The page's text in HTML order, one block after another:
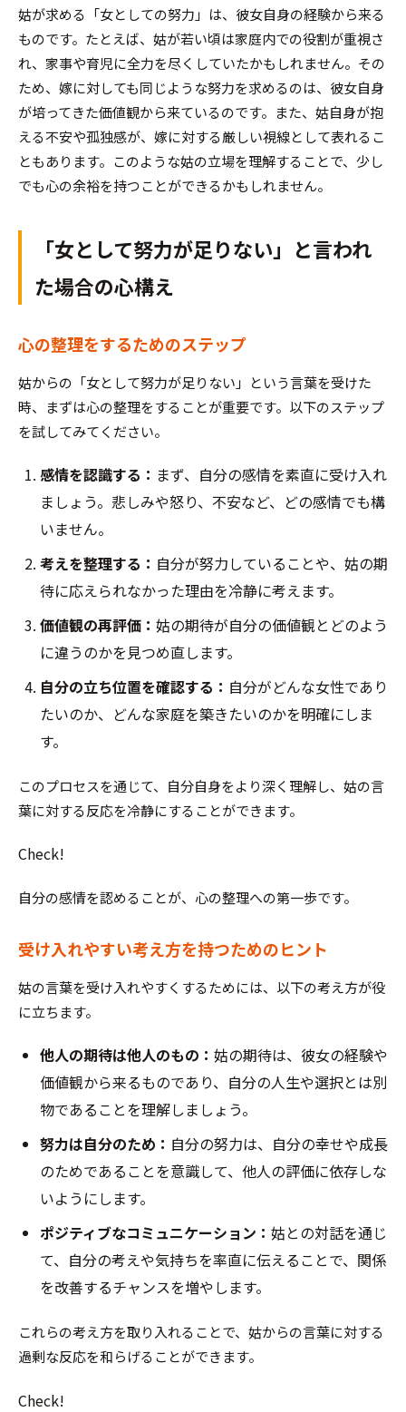
姑が求める「女としての努力」は、彼女自身の経験から来る
ものです。たとえば、姑が若い頃は家庭内での役割が重視さ
れ、家事や育児に全力を尽くしていたかもしれません。その
ため、嫁に対しても同じような努力を求めるのは、彼女自身
が培ってきた価値観から来ているのです。また、姑自身が抱
える不安や孤独感が、嫁に対する厳しい視線として表れるこ
ともあります。このような姑の立場を理解することで、少し
でも心の余裕を持つことができるかもしれません。
「女として努力が足りない」と言われ
た場合の心構え
心の整理をするためのステップ
姑からの「女として努力が足りない」という言葉を受けた
時、まずは心の整理をすることが重要です。以下のステップ
を試してみてください。
感情を認識する： まず、自分の感情を素直に受け入れ
ましょう。悲しみや怒り、不安など、どの感情でも構
いません。
考えを整理する： 自分が努力していることや、姑の期
待に応えられなかった理由を冷静に考えます。
価値観の再評価： 姑の期待が自分の価値観とどのよう
に違うのかを見つめ直します。
自分の立ち位置を確認する： 自分がどんな女性であり
たいのか、どんな家庭を築きたいのかを明確にしま
す。
このプロセスを通じて、自分自身をより深く理解し、姑の言
葉に対する反応を冷静にすることができます。
Check!
自分の感情を認めることが、心の整理への第一歩です。
受け入れやすい考え方を持つためのヒント
姑の言葉を受け入れやすくするためには、以下の考え方が役
に立ちます。
他人の期待は他人のもの： 姑の期待は、彼女の経験や
価値観から来るものであり、自分の人生や選択とは別
物であることを理解しましょう。
努力は自分のため： 自分の努力は、自分の幸せや成長
のためであることを意識して、他人の評価に依存しな
いようにします。
ポジティブなコミュニケーション： 姑との対話を通じ
て、自分の考えや気持ちを率直に伝えることで、関係
を改善するチャンスを増やします。
これらの考え方を取り入れることで、姑からの言葉に対する
過剰な反応を和らげることができます。
Check!